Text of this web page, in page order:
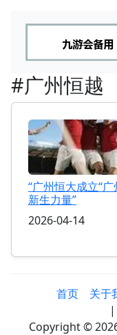
#广州恒越
“广州恒大成立“
新生力量”
2026-04-14
首页 关于
|
Copyright ©